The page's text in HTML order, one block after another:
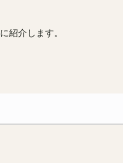
紹介します。